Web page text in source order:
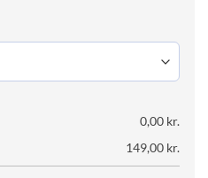
0,00 kr.
149,00 kr.